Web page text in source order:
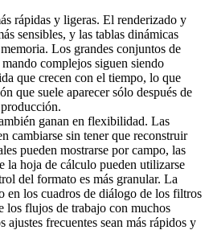
rápidas y ligeras. El renderizado y
sensibles, y las tablas dinámicas
Los grandes conjuntos de
complejos siguen siendo
que crecen con el tiempo, lo que
que suele aparecer sólo después de
ganan en flexibilidad. Las
cambiarse sin tener que reconstruir
pueden mostrarse por campo, las
la hoja de cálculo pueden utilizarse
del formato es más granular. La
en los cuadros de diálogo de los filtros
los flujos de trabajo con muchos
ajustes frecuentes sean más rápidos y